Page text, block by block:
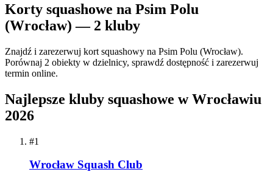
Korty squashowe na Psim Polu
(Wrocław) — 2 kluby
Znajdź i zarezerwuj kort squashowy na Psim Polu (Wrocław).
Porównaj 2 obiekty w dzielnicy, sprawdź dostępność i zarezerwuj
termin online.
Najlepsze kluby squashowe w Wrocławiu
2026
#1
Wrocław Squash Club